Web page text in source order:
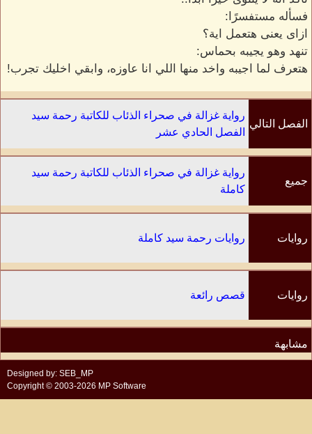
فسأله مستفسرًا:
ازاى يعنى هتعمل اية؟
تنهد وهو يجيبه بحماس:
هتعرف لما اجيبه واخد منها اللي انا عاوزه، وابقي اخليك تجرب!
الفصل التالي
رواية غزالة في صحراء الذئاب للكاتبة رحمة سيد
الفصل الحادي عشر
جميع
رواية غزالة في صحراء الذئاب للكاتبة رحمة سيد
كاملة
روايات روايات رحمة سيد كاملة
روايات
مشابهة
قصص رائعة
Designed by: SEB_MP
Copyright © 2003-2026 MP Software